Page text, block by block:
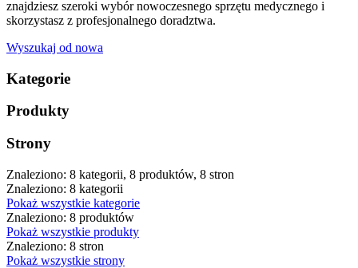
znajdziesz szeroki wybór nowoczesnego sprzętu medycznego i
skorzystasz z profesjonalnego doradztwa.
Wyszukaj od nowa
Kategorie
Produkty
Strony
Znaleziono: 8 kategorii, 8 produktów, 8 stron
Znaleziono: 8 kategorii
Pokaż wszystkie kategorie
Znaleziono: 8 produktów
Pokaż wszystkie produkty
Znaleziono: 8 stron
Pokaż wszystkie strony